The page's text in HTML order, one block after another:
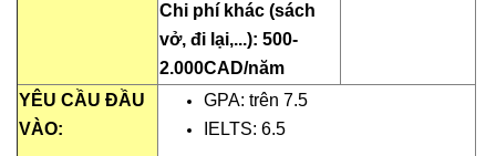
Chi phí khác (sách
vở, đi lại,...): 500-
2.000CAD/năm
YÊU CẦU ĐẦU
VÀO:
GPA: trên 7.5
IELTS: 6.5